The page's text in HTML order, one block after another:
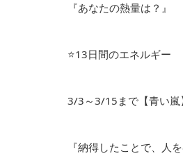
『あなたの熱量は？』
⭐️13日間のエネルギー
3/3～3/15まで【青い嵐
『納得したことで、人